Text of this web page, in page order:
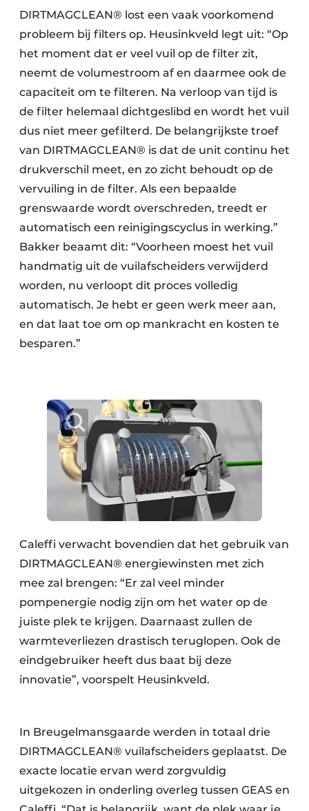
DIRTMAGCLEAN® lost een vaak voorkomend
probleem bij filters op. Heusinkveld legt uit: “Op
het moment dat er veel vuil op de filter zit,
neemt de volumestroom af en daarmee ook de
capaciteit om te filteren. Na verloop van tijd is
de filter helemaal dichtgeslibd en wordt het vuil
dus niet meer gefilterd. De belangrijkste troef
van DIRTMAGCLEAN® is dat de unit continu het
drukverschil meet, en zo zicht behoudt op de
vervuiling in de filter. Als een bepaalde
grenswaarde wordt overschreden, treedt er
automatisch een reinigingscyclus in werking.”
Bakker beaamt dit: “Voorheen moest het vuil
handmatig uit de vuilafscheiders verwijderd
worden, nu verloopt dit proces volledig
automatisch. Je hebt er geen werk meer aan,
en dat laat toe om op mankracht en kosten te
besparen.”
Caleffi verwacht bovendien dat het gebruik van
DIRTMAGCLEAN® energiewinsten met zich
mee zal brengen: “Er zal veel minder
pompenergie nodig zijn om het water op de
juiste plek te krijgen. Daarnaast zullen de
warmteverliezen drastisch teruglopen. Ook de
eindgebruiker heeft dus baat bij deze
innovatie”, voorspelt Heusinkveld.
In Breugelmansgaarde werden in totaal drie
DIRTMAGCLEAN® vuilafscheiders geplaatst. De
exacte locatie ervan werd zorgvuldig
uitgekozen in onderling overleg tussen GEAS en